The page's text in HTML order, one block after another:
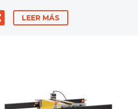
LEER MÁS